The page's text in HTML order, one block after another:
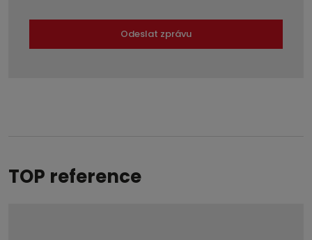
Odeslat zprávu
TOP reference